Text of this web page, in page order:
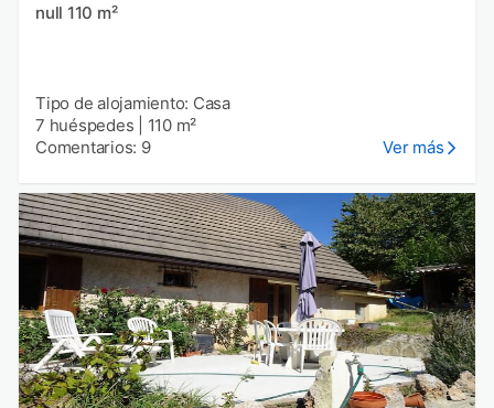
null 110 m²
Tipo de alojamiento: Casa
7 huéspedes
110 m²
Comentarios: 9
Ver más